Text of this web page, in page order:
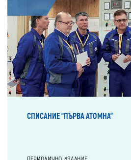
СПИСАНИЕ "ПЪРВА АТОМНА"